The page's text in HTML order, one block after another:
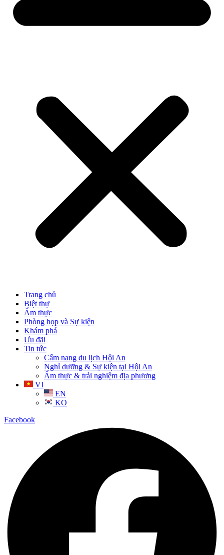
Trang chủ
Biệt thự
Ẩm thực
Phòng họp và Sự kiện
Khám phá
Ưu đãi
Tin tức
Cẩm nang du lịch Hội An
Nghỉ dưỡng & Sự kiện tại Hội An
Ẩm thực & trải nghiệm địa phương
VI
EN
KO
Facebook